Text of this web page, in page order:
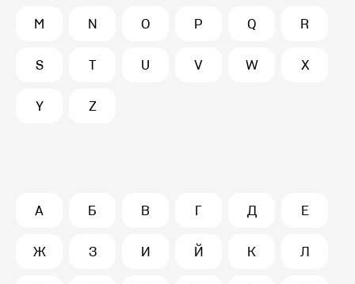
M N O P Q R
S T U V W X
Y Z
А Б В Г Д Е
Ж З И Й К Л